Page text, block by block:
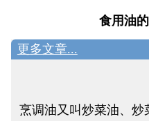
食用油
更多文章...
烹调油又叫炒菜油、